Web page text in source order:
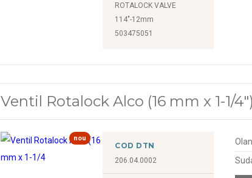
ROTALOCK VALVE
114"-12mm
503475051
Ventil Rotalock Alco (16 mm x 1-1/4")
nou
COD DTN
206.04.0002